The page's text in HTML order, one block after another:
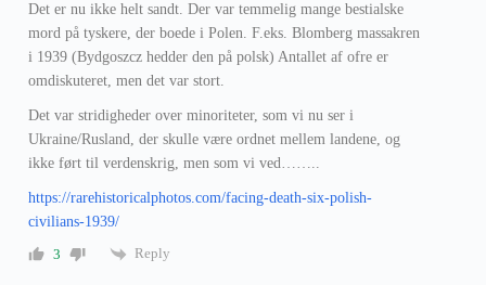
Det er nu ikke helt sandt. Der var temmelig mange bestialske
mord på tyskere, der boede i Polen. F.eks. Blomberg massakren
i 1939 (Bydgoszcz hedder den på polsk) Antallet af ofre er
omdiskuteret, men det var stort.
Det var stridigheder over minoriteter, som vi nu ser i
Ukraine/Rusland, der skulle være ordnet mellem landene, og
ikke ført til verdenskrig, men som vi ved……..
https://rarehistoricalphotos.com/facing-death-six-polish-
civilians-1939/
3
Reply